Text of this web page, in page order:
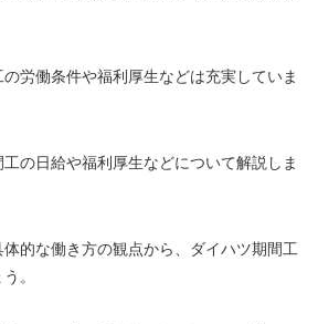
内容
工として働いたときのシフト
たり外れのない一人部屋
労働条件や福利厚生などは充実していま
の日給や福利厚生などについて解説しま
的な働き方の観点から、ダイハツ期間工
。